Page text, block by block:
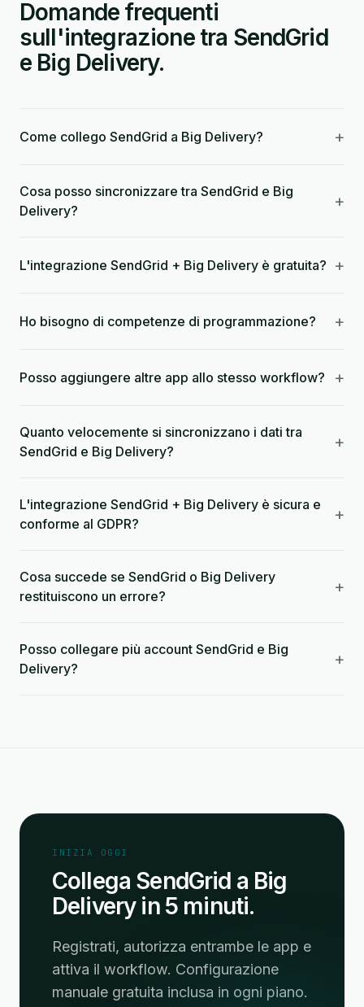
Domande frequenti
sull'integrazione tra SendGrid
e Big Delivery.
Come collego SendGrid a Big Delivery? +
Cosa posso sincronizzare tra SendGrid e Big
Delivery?
+
L'integrazione SendGrid + Big Delivery è gratuita? +
Ho bisogno di competenze di programmazione? +
Posso aggiungere altre app allo stesso workflow? +
Quanto velocemente si sincronizzano i dati tra
SendGrid e Big Delivery?
+
L'integrazione SendGrid + Big Delivery è sicura e
conforme al GDPR?
+
Cosa succede se SendGrid o Big Delivery
restituiscono un errore?
+
Posso collegare più account SendGrid e Big
Delivery?
+
INIZIA OGGI
Collega SendGrid a Big
Delivery in 5 minuti.
Registrati, autorizza entrambe le app e
attiva il workflow. Configurazione
manuale gratuita inclusa in ogni piano.